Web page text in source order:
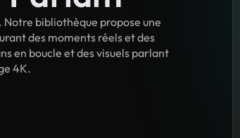
bibliothèque propose une
des moments réels et des
en boucle et des visuels parlant
4K.